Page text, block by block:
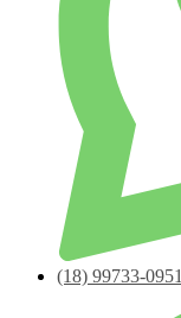
(18) 99733-0951